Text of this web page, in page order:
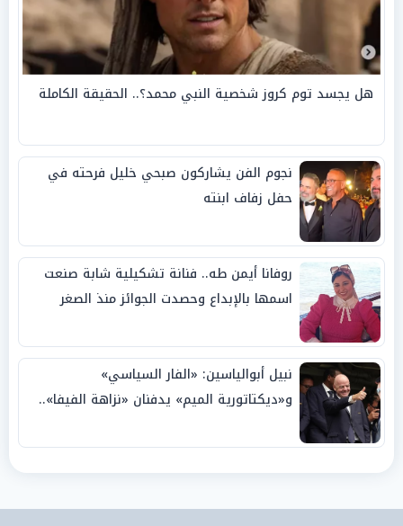
هل يجسد توم كروز شخصية النبي محمد؟.. الحقيقة الكاملة
نجوم الفن يشاركون صبحي خليل فرحته في
حفل زفاف ابنته
روفانا أيمن طه.. فنانة تشكيلية شابة صنعت
اسمها بالإبداع وحصدت الجوائز منذ الصغر
نبيل أبوالياسين: «الفار السياسي»
و«ديكتاتورية الميم» يدفنان «نزاهة الفيفا»..